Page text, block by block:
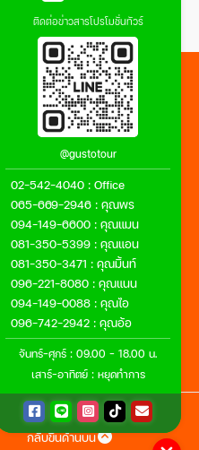
- 18.00 น.
หยุดทำการ
2946
กลับขึ้นด้านบน
ติดต่อข่าวสารโปรโมชั่นทัวร์
@gustotour
02-542-4040 : Office
065-669-2946 : คุณพร
094-149-6600 : คุณแมน
081-350-5399 : คุณแอน
081-350-3471 : คุณมิ้นท์
096-221-8080 : คุณแนน
094-149-0088 : คุณไอ
096-742-2942 : คุณอ้อ
จันทร์-ศุกร์ : 09.00 - 18.00 น.
เสาร์-อาทิตย์ : หยุดทำการ